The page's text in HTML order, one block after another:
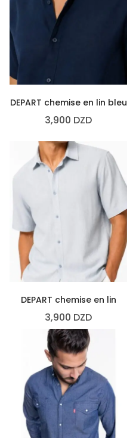
DEPART chemise en lin bleu
3,900 DZD
DEPART chemise en lin
3,900 DZD